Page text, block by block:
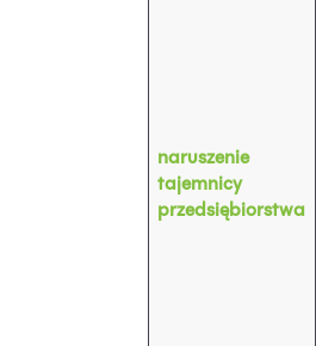
naruszenie
tajemnicy
przedsiębiorstwa